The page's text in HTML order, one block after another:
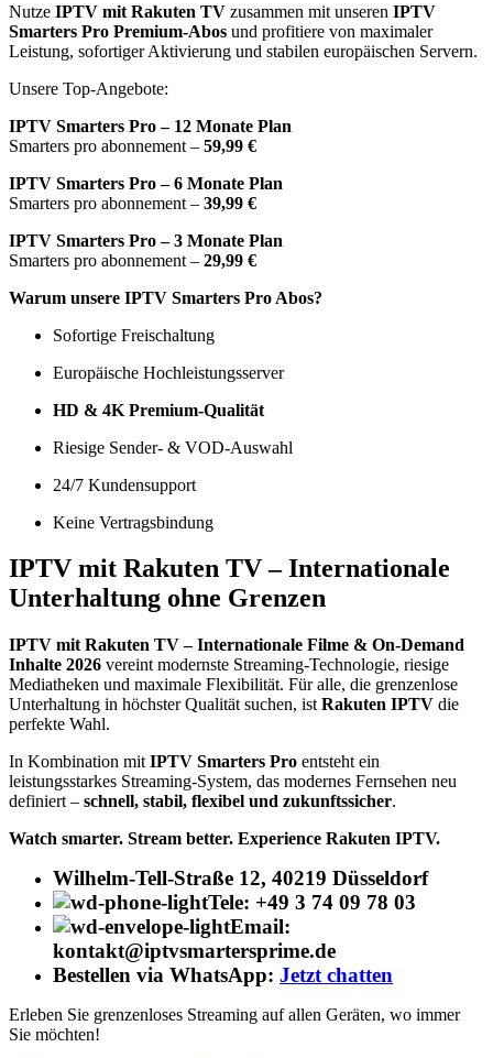
Nutze IPTV mit Rakuten TV zusammen mit unseren IPTV
Smarters Pro Premium-Abos und profitiere von maximaler
Leistung, sofortiger Aktivierung und stabilen europäischen Servern.
Unsere Top-Angebote:
IPTV Smarters Pro – 12 Monate Plan
Smarters pro abonnement – 59,99 €
IPTV Smarters Pro – 6 Monate Plan
Smarters pro abonnement – 39,99 €
IPTV Smarters Pro – 3 Monate Plan
Smarters pro abonnement – 29,99 €
Warum unsere IPTV Smarters Pro Abos?
Sofortige Freischaltung
Europäische Hochleistungsserver
HD & 4K Premium-Qualität
Riesige Sender- & VOD-Auswahl
24/7 Kundensupport
Keine Vertragsbindung
IPTV mit Rakuten TV – Internationale
Unterhaltung ohne Grenzen
IPTV mit Rakuten TV – Internationale Filme & On-Demand
Inhalte 2026 vereint modernste Streaming-Technologie, riesige
Mediatheken und maximale Flexibilität. Für alle, die grenzenlose
Unterhaltung in höchster Qualität suchen, ist Rakuten IPTV die
perfekte Wahl.
In Kombination mit IPTV Smarters Pro entsteht ein
leistungsstarkes Streaming-System, das modernes Fernsehen neu
definiert – schnell, stabil, flexibel und zukunftssicher.
Watch smarter. Stream better. Experience Rakuten IPTV.
Wilhelm-Tell-Straße 12, 40219 Düsseldorf
Tele: +49 3 74 09 78 03
Email:
kontakt@iptvsmartersprime.de
Bestellen via WhatsApp: Jetzt chatten
Erleben Sie grenzenloses Streaming auf allen Geräten, wo immer
Sie möchten!